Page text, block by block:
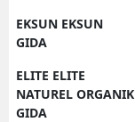
EKSUN EKSUN
GIDA
ELITE ELITE
NATUREL ORGANIK
GIDA